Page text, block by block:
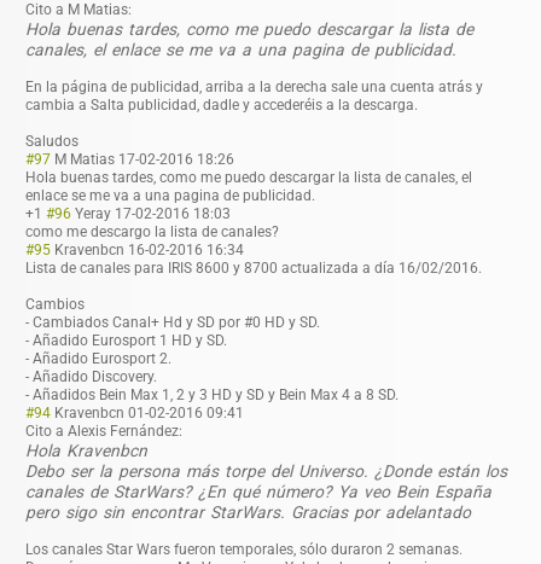
Cito a M Matias:
Hola buenas tardes, como me puedo descargar la lista de
canales, el enlace se me va a una pagina de publicidad.
En la página de publicidad, arriba a la derecha sale una cuenta atrás y
cambia a Salta publicidad, dadle y accederéis a la descarga.
Saludos
#97 M Matias 17-02-2016 18:26
Hola buenas tardes, como me puedo descargar la lista de canales, el
enlace se me va a una pagina de publicidad.
+1 #96 Yeray 17-02-2016 18:03
como me descargo la lista de canales?
#95 Kravenbcn 16-02-2016 16:34
Lista de canales para IRIS 8600 y 8700 actualizada a día 16/02/2016.
Cambios
- Cambiados Canal+ Hd y SD por #0 HD y SD.
- Añadido Eurosport 1 HD y SD.
- Añadido Eurosport 2.
- Añadido Discovery.
- Añadidos Bein Max 1, 2 y 3 HD y SD y Bein Max 4 a 8 SD.
#94 Kravenbcn 01-02-2016 09:41
Cito a Alexis Fernández:
Hola Kravenbcn
Debo ser la persona más torpe del Universo. ¿Donde están los
canales de StarWars? ¿En qué número? Ya veo Bein España
pero sigo sin encontrar StarWars. Gracias por adelantado
Los canales Star Wars fueron temporales, sólo duraron 2 semanas.